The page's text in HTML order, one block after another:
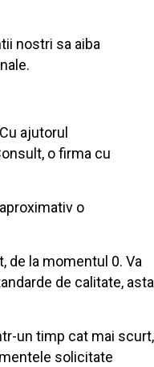
nostri sa aiba
ajutorul
o firma cu
o
de la momentul 0. Va
de calitate, asta
un timp cat mai scurt,
solicitate